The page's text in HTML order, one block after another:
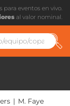
eventos en vivo.
al valor nominal.
| M. Faye